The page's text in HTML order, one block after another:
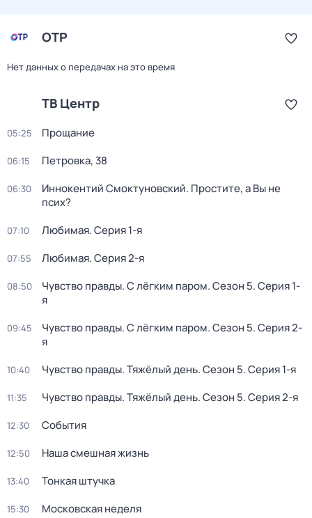
ОТР
Нет данных о передачах на это время
ТВ Центр
05:25 Прощание
06:15 Петровка, 38
06:30
Иннокентий Смоктуновский. Простите, а Вы не
псих?
07:10 Любимая. Серия 1-я
07:55 Любимая. Серия 2-я
08:50 Чувство правды. С лёгким паром. Сезон 5. Серия 1-
я
09:45 Чувство правды. С лёгким паром. Сезон 5. Серия 2-
я
10:40 Чувство правды. Тяжёлый день. Сезон 5. Серия 1-я
11:35 Чувство правды. Тяжёлый день. Сезон 5. Серия 2-я
12:30 События
12:50 Наша смешная жизнь
13:40 Тонкая штучка
15:30 Московская неделя